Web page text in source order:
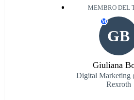
MEMBRO DEL
GB
M
Giuliana
Digital Marketing
Rexroth